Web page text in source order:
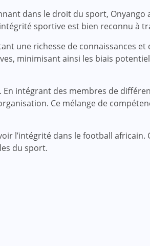
dans le droit du sport,
sportive est bien reconnu à
une richesse de connaissances et
minimisant ainsi les biais
En intégrant des membres de
Ce mélange de
l’intégrité dans le football africain.
du sport.